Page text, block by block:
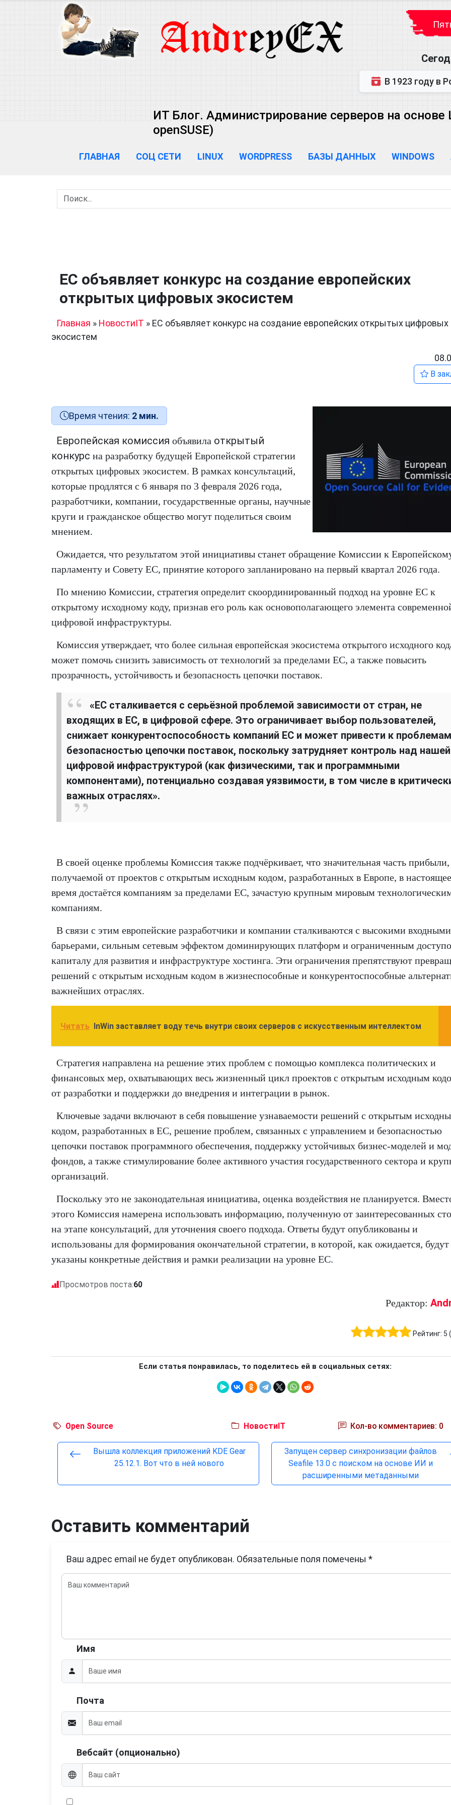
В 1923 году в Ростове-на-Дону
ИТ Блог. Администрирование серверов на основе
openSUSE)
ГЛАВНАЯ СОЦ СЕТИ LINUX WORDPRESS БАЗЫ ДАННЫХ WINDOWS
ЕС объявляет конкурс на создание европейских
открытых цифровых экосистем
Главная » НовостиIT » ЕС объявляет конкурс на создание европейских открытых цифровых
экосистем
В
Время чтения: 2 мин.
Европейская комиссия объявила открытый
конкурс на разработку будущей Европейской стратегии
открытых цифровых экосистем. В рамках консультаций,
которые продлятся с 6 января по 3 февраля 2026 года,
разработчики, компании, государственные органы, научные
круги и гражданское общество могут поделиться своим
мнением.
Ожидается, что результатом этой инициативы станет обращение Комиссии к
парламенту и Совету ЕС, принятие которого запланировано на первый квартал 2026 года.
По мнению Комиссии, стратегия определит скоординированный подход на уровне ЕС к
открытому исходному коду, признав его роль как основополагающего элемента
цифровой инфраструктуры.
Комиссия утверждает, что более сильная европейская экосистема открытого исходного
может помочь снизить зависимость от технологий за пределами ЕС, а также повысить
прозрачность, устойчивость и безопасность цепочки поставок.
«ЕС сталкивается с серьёзной проблемой зависимости от стран, не
входящих в ЕС, в цифровой сфере. Это ограничивает выбор пользователей,
снижает конкурентоспособность компаний ЕС и может привести к
безопасностью цепочки поставок, поскольку затрудняет контроль над нашей
цифровой инфраструктурой (как физическими, так и программными
компонентами), потенциально создавая уязвимости, в том числе в
важных отраслях».
В своей оценке проблемы Комиссия также подчёркивает, что значительная часть прибыли,
получаемой от проектов с открытым исходным кодом, разработанных в Европе, в настоящее
время достаётся компаниям за пределами ЕС, зачастую крупным мировым
компаниям.
В связи с этим европейские разработчики и компании сталкиваются с высокими входными
барьерами, сильным сетевым эффектом доминирующих платформ и ограниченным
капиталу для развития и инфраструктуре хостинга. Эти ограничения препятствуют
решений с открытым исходным кодом в жизнеспособные и конкурентоспособные
важнейших отраслях.
Читать InWin заставляет воду течь внутри своих серверов с искусственным интеллектом
Стратегия направлена на решение этих проблем с помощью комплекса политических и
финансовых мер, охватывающих весь жизненный цикл проектов с открытым исходным
от разработки и поддержки до внедрения и интеграции в рынок.
Ключевые задачи включают в себя повышение узнаваемости решений с открытым
кодом, разработанных в ЕС, решение проблем, связанных с управлением и безопасностью
цепочки поставок программного обеспечения, поддержку устойчивых бизнес-моделей и
фондов, а также стимулирование более активного участия государственного сектора и
организаций.
Поскольку это не законодательная инициатива, оценка воздействия не планируется.
этого Комиссия намерена использовать информацию, полученную от заинтересованных
на этапе консультаций, для уточнения своего подхода. Ответы будут опубликованы и
использованы для формирования окончательной стратегии, в которой, как ожидается, будут
указаны конкретные действия и рамки реализации на уровне ЕС.
Просмотров поста:60
Редактор:
Рейтинг: 5 (
Если статья понравилась, то поделитесь ей в социальных сетях:
Open Source НовостиIT Кол-во комментариев: 0
Вышла коллекция приложений KDE Gear
25.12.1. Вот что в ней нового
Запущен сервер синхронизации файлов
Seafile 13.0 с поиском на основе ИИ и
расширенными метаданными
Оставить комментарий
Ваш адрес email не будет опубликован. Обязательные поля помечены *
Имя
Почта
Вебсайт (опционально)